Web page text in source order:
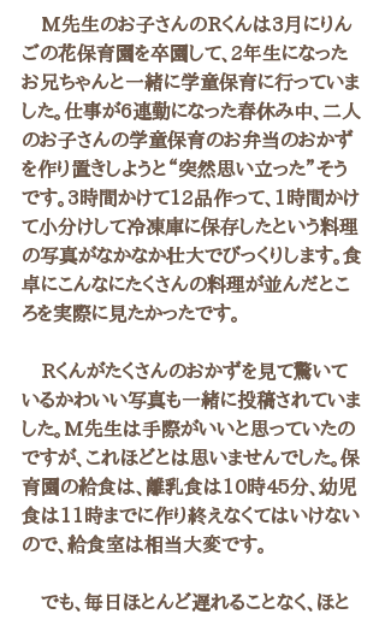
M先生のお子さんのRくんは3月にりん
ごの花保育園を卒園して、2年生になった
お兄ちゃんと一緒に学童保育に行っていま
した。仕事が6連勤になった春休み中、二人
のお子さんの学童保育のお弁当のおかず
を作り置きしようと“突然思い立った”そう
です。3時間かけて12品作って、1時間かけ
て小分けして冷凍庫に保存したという料理
の写真がなかなか壮大でびっくりします。食
卓にこんなにたくさんの料理が並んだとこ
ろを実際に見たかったです。
Rくんがたくさんのおかずを見て驚いて
いるかわいい写真も一緒に投稿されていま
した。M先生は手際がいいと思っていたの
ですが、これほどとは思いませんでした。保
育園の給食は、離乳食は10時45分、幼児
食は11時までに作り終えなくてはいけない
ので、給食室は相当大変です。
でも、毎日ほとんど遅れることなく、ほと